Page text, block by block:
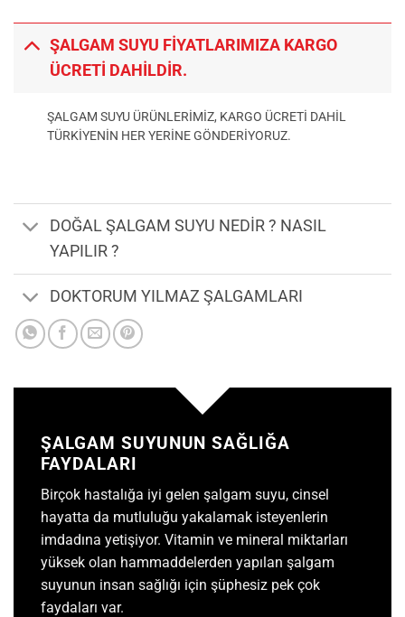
ŞALGAM SUYU FİYATLARIMIZA KARGO
ÜCRETİ DAHİLDİR.
ŞALGAM SUYU ÜRÜNLERİMİZ, KARGO ÜCRETİ DAHİL
TÜRKİYENİN HER YERİNE GÖNDERİYORUZ.
DOĞAL ŞALGAM SUYU NEDİR ? NASIL
YAPILIR ?
DOKTORUM YILMAZ ŞALGAMLARI
ŞALGAM SUYUNUN SAĞLIĞA
FAYDALARI
Birçok hastalığa iyi gelen şalgam suyu, cinsel
hayatta da mutluluğu yakalamak isteyenlerin
imdadına yetişiyor. Vitamin ve mineral miktarları
yüksek olan hammaddelerden yapılan şalgam
suyunun insan sağlığı için şüphesiz pek çok
faydaları var.